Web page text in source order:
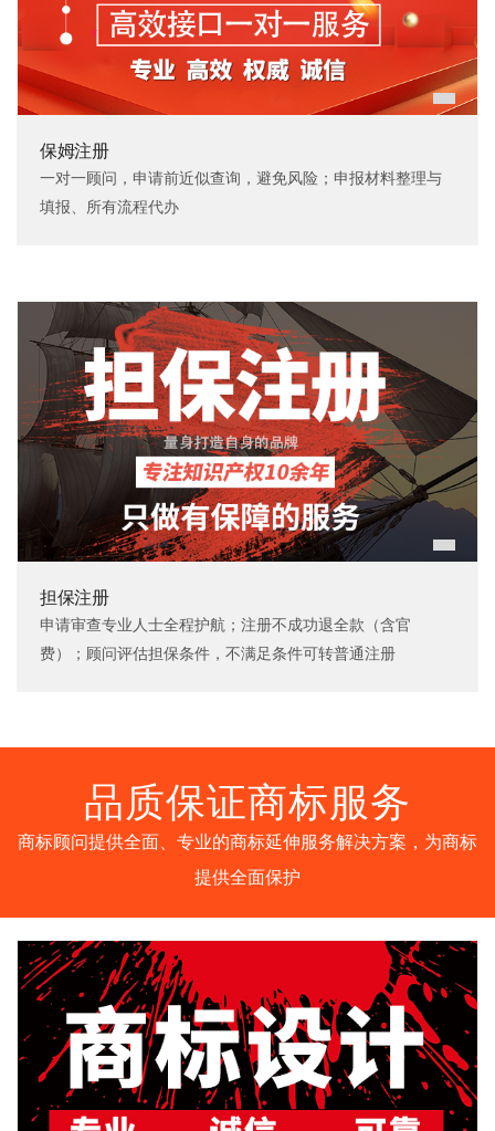
保姆注册
一对一顾问，申请前近似查询，避免风险；申报材料整理与
填报、所有流程代办
担保注册
申请审查专业人士全程护航；注册不成功退全款（含官
费）；顾问评估担保条件，不满足条件可转普通注册
品质保证商标服务
商标顾问提供全面、专业的商标延伸服务解决方案，为商标
提供全面保护